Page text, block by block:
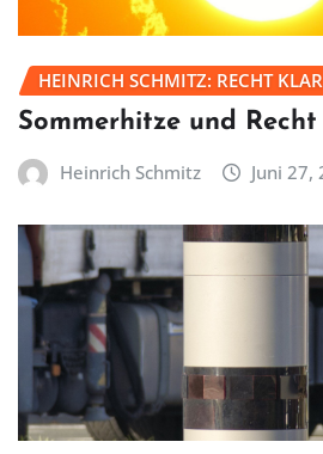
HEINRICH SCHMITZ: RECHT KLAR
Sommerhitze und Recht
Heinrich Schmitz Juni 27,